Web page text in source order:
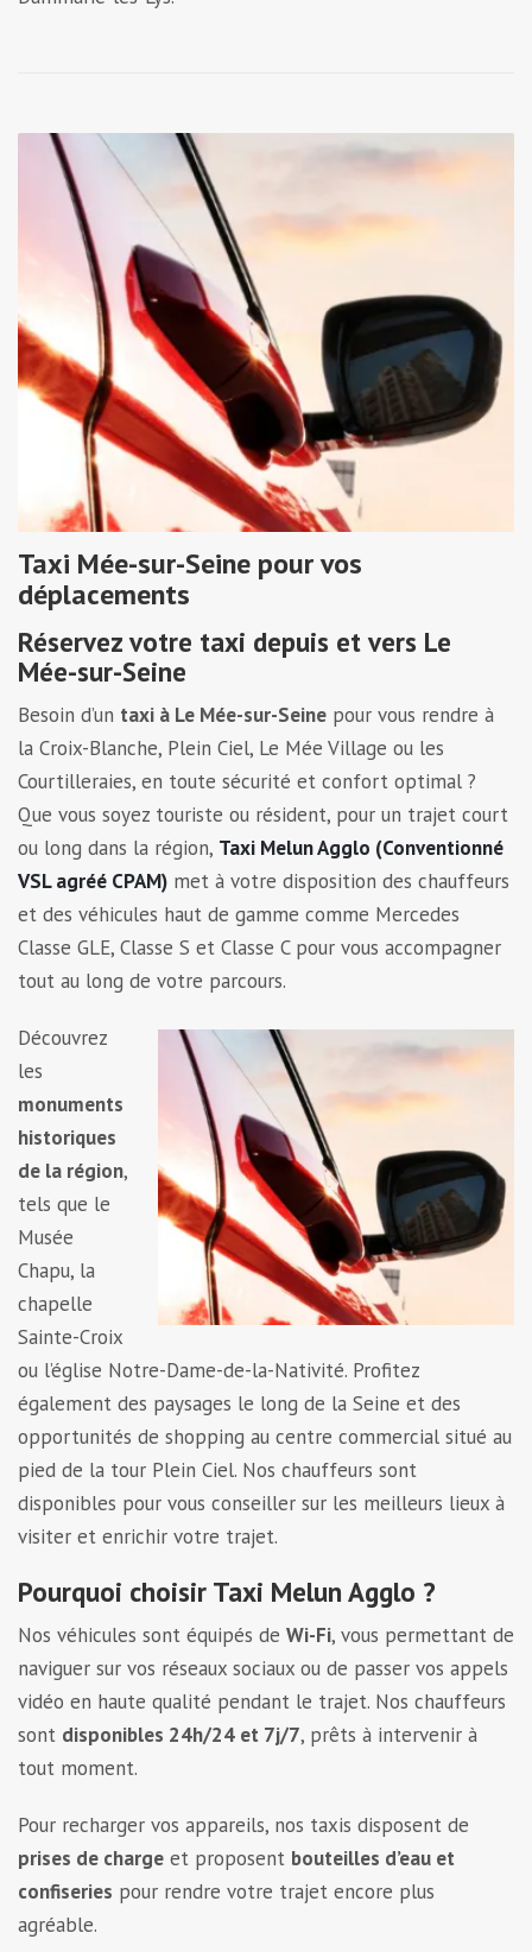
Taxi Mée-sur-Seine pour vos
déplacements
Réservez votre taxi depuis et vers Le
Mée-sur-Seine
Besoin d’un taxi à Le Mée-sur-Seine pour vous rendre à
la Croix-Blanche, Plein Ciel, Le Mée Village ou les
Courtilleraies, en toute sécurité et confort optimal ?
Que vous soyez touriste ou résident, pour un trajet court
ou long dans la région, Taxi Melun Agglo (Conventionné
VSL agréé CPAM) met à votre disposition des chauffeurs
et des véhicules haut de gamme comme Mercedes
Classe GLE, Classe S et Classe C pour vous accompagner
tout au long de votre parcours.
Découvrez
les
monuments
historiques
de la région,
tels que le
Musée
Chapu, la
chapelle
Sainte-Croix
ou l’église Notre-Dame-de-la-Nativité. Profitez
également des paysages le long de la Seine et des
opportunités de shopping au centre commercial situé au
pied de la tour Plein Ciel. Nos chauffeurs sont
disponibles pour vous conseiller sur les meilleurs lieux à
visiter et enrichir votre trajet.
Pourquoi choisir Taxi Melun Agglo ?
Nos véhicules sont équipés de Wi-Fi, vous permettant de
naviguer sur vos réseaux sociaux ou de passer vos appels
vidéo en haute qualité pendant le trajet. Nos chauffeurs
sont disponibles 24h/24 et 7j/7, prêts à intervenir à
tout moment.
Pour recharger vos appareils, nos taxis disposent de
prises de charge et proposent bouteilles d’eau et
confiseries pour rendre votre trajet encore plus
agréable.